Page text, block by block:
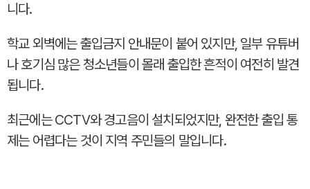
니다.
학교 외벽에는 출입금지 안내문이 붙어 있지만, 일부 유튜버
나 호기심 많은 청소년들이 몰래 출입한 흔적이 여전히 발견
됩니다.
최근에는 CCTV와 경고음이 설치되었지만, 완전한 출입 통
제는 어렵다는 것이 지역 주민들의 말입니다.